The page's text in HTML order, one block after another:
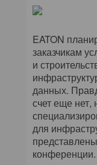
EATON
заказчикам
и
данных.
счет еще нет,
для
конференции.